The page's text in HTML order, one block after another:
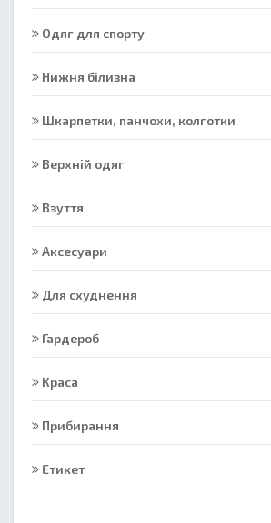
Одяг для спорту
Нижня білизна
Шкарпетки, панчохи, колготки
Верхній одяг
Взуття
Аксесуари
Для схуднення
Гардероб
Краса
Прибирання
Етикет